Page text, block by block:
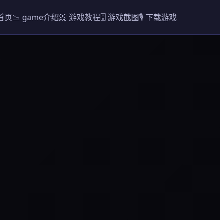
页📉 game介绍📀 游戏教程🗄️ 游戏截图🎙️ 下载游戏